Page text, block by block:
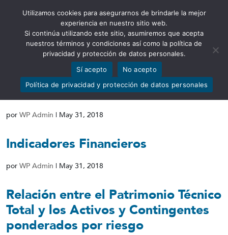
Abrir barra de herramientas
Informe de los Auditores
Independientes
por WP Admin | May 31, 2018
Indicadores Financieros
por WP Admin | May 31, 2018
Relación entre el Patrimonio Técnico
Total y los Activos y Contingentes
ponderados por riesgo
Utilizamos cookies para asegurarnos de brindarle la mejor
experiencia en nuestro sitio web.
Si continúa utilizando este sitio, asumiremos que acepta
nuestros términos y condiciones así como la política de
privacidad y protección de datos personales.
Sí acepto
No acepto
Política de privacidad y protección de datos personales